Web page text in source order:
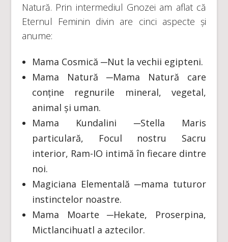
Natură. Prin intermediul Gnozei am aflat că
Eternul Feminin divin are cinci aspecte și
anume:
Mama Cosmică ─Nut la vechii egipteni.
Mama Natură ─Mama Natură care
conține regnurile mineral, vegetal,
animal și uman.
Mama Kundalini ─Stella Maris
particulară, Focul nostru Sacru
interior, Ram-IO intimă în fiecare dintre
noi.
Magiciana Elementală ─mama tuturor
instinctelor noastre.
Mama Moarte ─Hekate, Proserpina,
Mictlancihuatl a aztecilor.